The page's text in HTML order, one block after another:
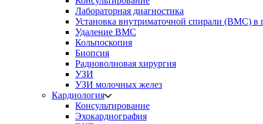
Лабораторная диагностика
Установка внутриматочной спирали (ВМС) в
Удаление ВМС
Кольпоскопия
Биопсия
Радиоволновая хирургия
УЗИ
УЗИ молочных желез
Кардиология
Консультирование
Эхокардиография